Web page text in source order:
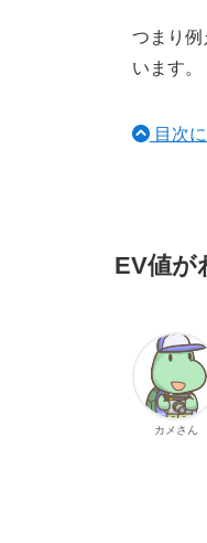
つまり例
います。
目次
EV値が
カメさん